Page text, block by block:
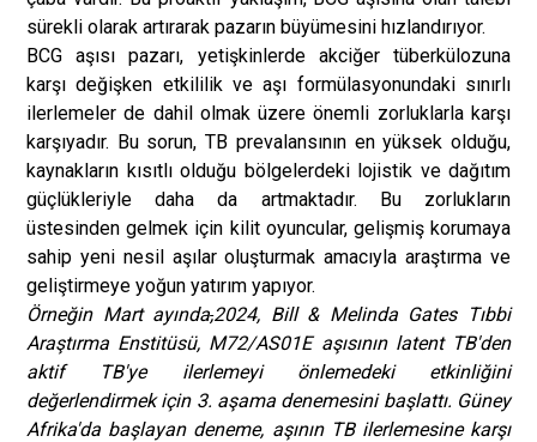
sürekli olarak artırarak pazarın büyümesini hızlandırıyor.
BCG aşısı pazarı, yetişkinlerde akciğer tüberkülozuna
karşı değişken etkililik ve aşı formülasyonundaki sınırlı
ilerlemeler de dahil olmak üzere önemli zorluklarla karşı
karşıyadır. Bu sorun, TB prevalansının en yüksek olduğu,
kaynakların kısıtlı olduğu bölgelerdeki lojistik ve dağıtım
güçlükleriyle daha da artmaktadır. Bu zorlukların
üstesinden gelmek için kilit oyuncular, gelişmiş korumaya
sahip yeni nesil aşılar oluşturmak amacıyla araştırma ve
geliştirmeye yoğun yatırım yapıyor.
Örneğin Mart ayında,2024, Bill & Melinda Gates Tıbbi
Araştırma Enstitüsü, M72/AS01E aşısının latent TB'den
aktif TB'ye ilerlemeyi önlemedeki etkinliğini
değerlendirmek için 3. aşama denemesini başlattı. Güney
Afrika'da başlayan deneme, aşının TB ilerlemesine karşı